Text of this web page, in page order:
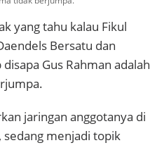
yang tahu kalau Fikul
Bersatu dan
Gus Rahman adalah
jaringan anggotanya di
menjadi topik